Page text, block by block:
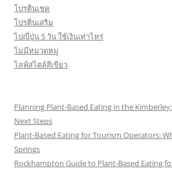
โปรตีนเชค
โปรตีนเสริม
ไปญี่ปุ่น 5 วัน ใช้เงินเท่าไหร่
ไม่มีหมวดหมู่
ไลฟ์สไตล์สีเขียว
Planning Plant-Based Eating in the
Next Steps
Plant-Based Eating for Tourism Operators:
Springs
Rockhampton Guide to Plant-Based Eating